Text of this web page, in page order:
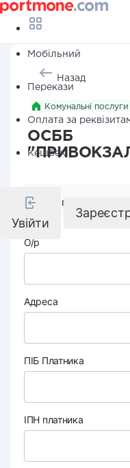
Мобільний
Перекази
Оплата за
Кешбек
Увійти
Назад
Комунальні послуги
ОСББ
Реквізити компанії
О/р
Адреса
ПІБ Платника
ІПН платника